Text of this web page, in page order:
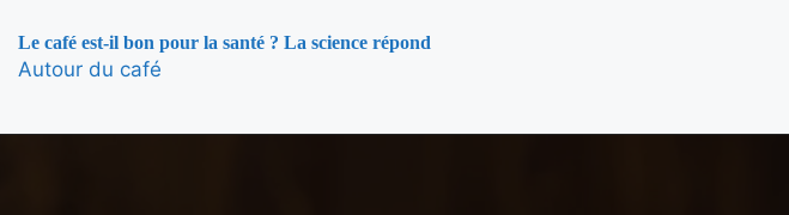
Le café est-il bon pour la santé ? La science répond
Autour du café